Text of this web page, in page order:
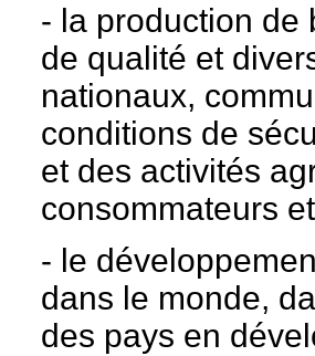
- la production de
de qualité et
nationaux,
conditions de
et des activités
consommateurs
- le
dans le monde,
des pays en